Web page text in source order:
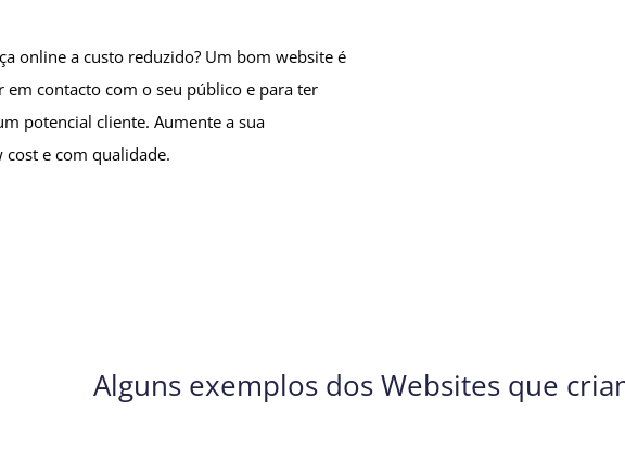
online a custo reduzido? Um bom website é
em contacto com o seu público e para ter
potencial cliente. Aumente a sua
e com qualidade.
Alguns exemplos dos Websites que